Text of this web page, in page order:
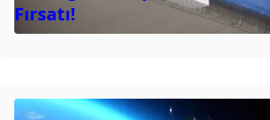
Fırsatı!